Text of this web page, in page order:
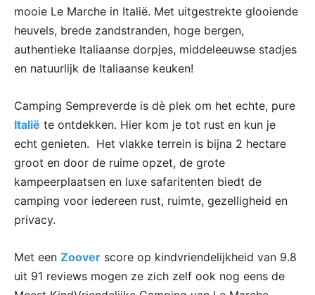
mooie Le Marche in Italië. Met uitgestrekte glooiende
heuvels, brede zandstranden, hoge bergen,
authentieke Italiaanse dorpjes, middeleeuwse stadjes
en natuurlijk de Italiaanse keuken!
Camping Sempreverde is dè plek om het echte, pure
Italië te ontdekken. Hier kom je tot rust en kun je
echt genieten. Het vlakke terrein is bijna 2 hectare
groot en door de ruime opzet, de grote
kampeerplaatsen en luxe safaritenten biedt de
camping voor iedereen rust, ruimte, gezelligheid en
privacy.
Met een Zoover score op kindvriendelijkheid van 9.8
uit 91 reviews mogen ze zich zelf ook nog eens de